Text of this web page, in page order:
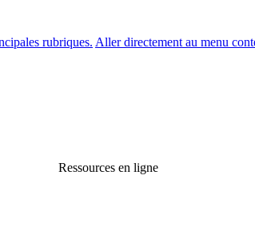
rubriques. Aller directement au menu
Ressources en ligne